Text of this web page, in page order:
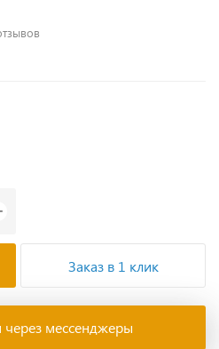
Заказ в 1 клик
мессенджеры